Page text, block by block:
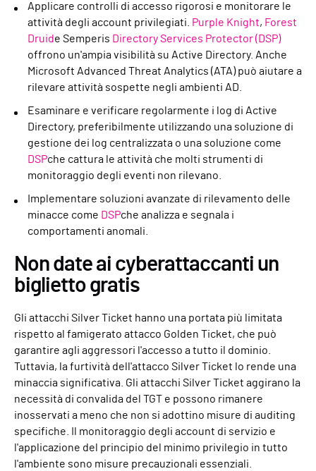
Applicare controlli di accesso rigorosi e monitorare le
attività degli account privilegiati.
Purple Knight, Forest
Druide Semperis Directory Services Protector (DSP)
offrono un'ampia visibilità su Active Directory. Anche
Microsoft Advanced Threat Analytics (ATA) può aiutare a
rilevare attività sospette negli ambienti AD.
Esaminare e verificare regolarmente i log di Active
Directory, preferibilmente utilizzando una soluzione di
gestione dei log centralizzata o una soluzione come
DSPche cattura le attività che molti strumenti di
monitoraggio degli eventi non rilevano.
Implementare soluzioni avanzate di rilevamento delle
minacce come DSPche analizza e segnala i
comportamenti anomali.
Non date ai cyberattaccanti un
biglietto gratis
Gli attacchi Silver Ticket hanno una portata più limitata
rispetto al famigerato attacco Golden Ticket, che può
garantire agli aggressori l'accesso a tutto il dominio.
Tuttavia, la furtività dell'attacco Silver Ticket lo rende una
minaccia significativa. Gli attacchi Silver Ticket aggirano la
necessità di convalida del TGT e possono rimanere
inosservati a meno che non si adottino misure di auditing
specifiche. Il monitoraggio degli account di servizio e
l'applicazione del principio del minimo privilegio in tutto
l'ambiente sono misure precauzionali essenziali.